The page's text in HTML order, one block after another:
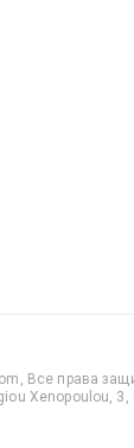
Все права
Xenopoulou,